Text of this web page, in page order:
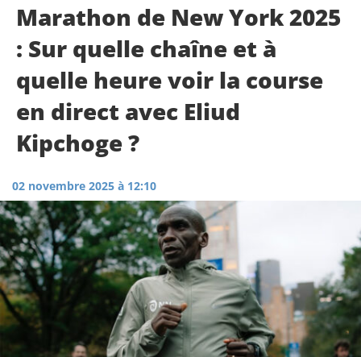
Marathon de New York 2025
: Sur quelle chaîne et à
quelle heure voir la course
en direct avec Eliud
Kipchoge ?
02 novembre 2025 à 12:10